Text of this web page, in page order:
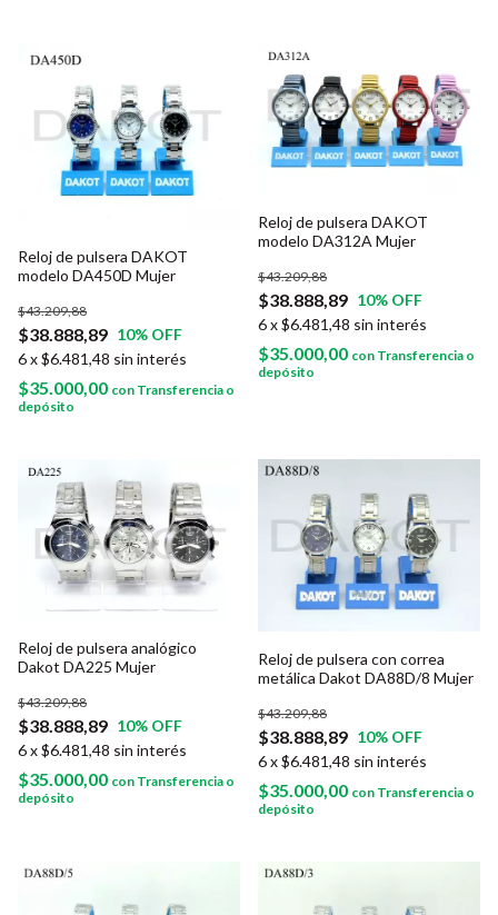
Reloj de pulsera DAKOT
modelo DA450D Mujer
$38.888,89
$43.209,88
10% OFF
6x$6.481,48 sin interés
$35.000,00 con Transferencia o
depósito
Reloj de pulsera DAKOT
modelo DA312A Mujer
$38.888,89
$43.209,88
10% OFF
6x$6.481,48 sin interés
$35.000,00 con Transferencia o
depósito
Reloj de pulsera analógico
Dakot DA225 Mujer
$38.888,89
$43.209,88
10% OFF
6x$6.481,48 sin interés
$35.000,00 con Transferencia o
depósito
Reloj de pulsera con correa
metálica Dakot DA88D/8 Mujer
$38.888,89
$43.209,88
10% OFF
6x$6.481,48 sin interés
$35.000,00 con Transferencia o
depósito